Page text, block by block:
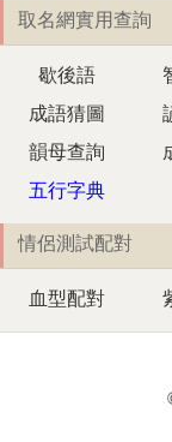
取名網實用查詢
歇後語
成語猜圖
韻母查詢
五行字典
情侶測試配對
血型配對